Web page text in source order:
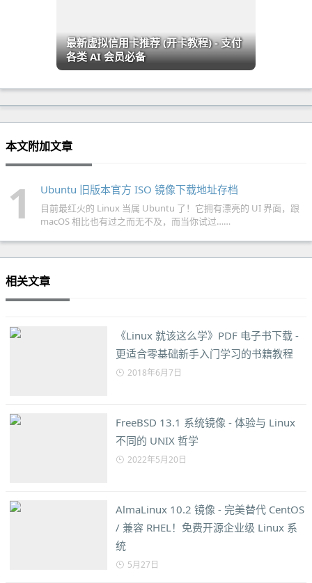
最新虚拟信用卡推荐 (开卡教程) - 支付
各类 AI 会员必备
本文附加文章
1 Ubuntu 旧版本官方 ISO 镜像下载地址存档
目前最红火的 Linux 当属 Ubuntu 了！它拥有漂亮的 UI 界面，跟
macOS 相比也有过之而无不及，而当你试过……
相关文章
《Linux 就该这么学》PDF 电子书下载 -
更适合零基础新手入门学习的书籍教程
2018年6月7日
FreeBSD 13.1 系统镜像 - 体验与 Linux
不同的 UNIX 哲学
2022年5月20日
AlmaLinux 10.2 镜像 - 完美替代 CentOS
/ 兼容 RHEL！免费开源企业级 Linux 系
统
5月27日